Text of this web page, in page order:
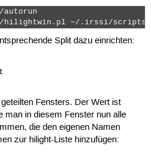
~/.irssi/
Split dazu einrichten:
Fensters. Der Wert ist
man in diesem Fenster nun alle
die den eigenen Namen
zur hilight-Liste hinzufügen: